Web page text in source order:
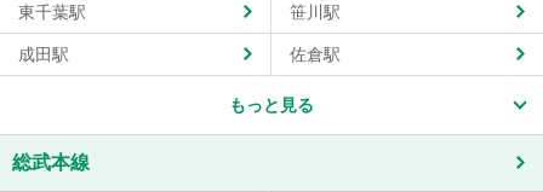
東千葉駅 笹川駅
成田駅 佐倉駅
もっと見る
総武本線